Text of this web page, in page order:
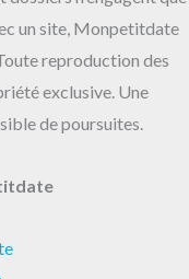
un site, Monpetitdate
reproduction des
exclusive. Une
de poursuites.